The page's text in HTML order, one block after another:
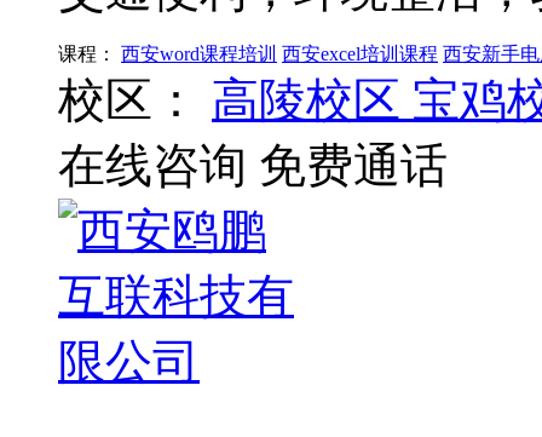
课程： 西安word课程培训 西安excel培训课程 西安新手
校区： 高陵校区 宝鸡
在线咨询 免费通话